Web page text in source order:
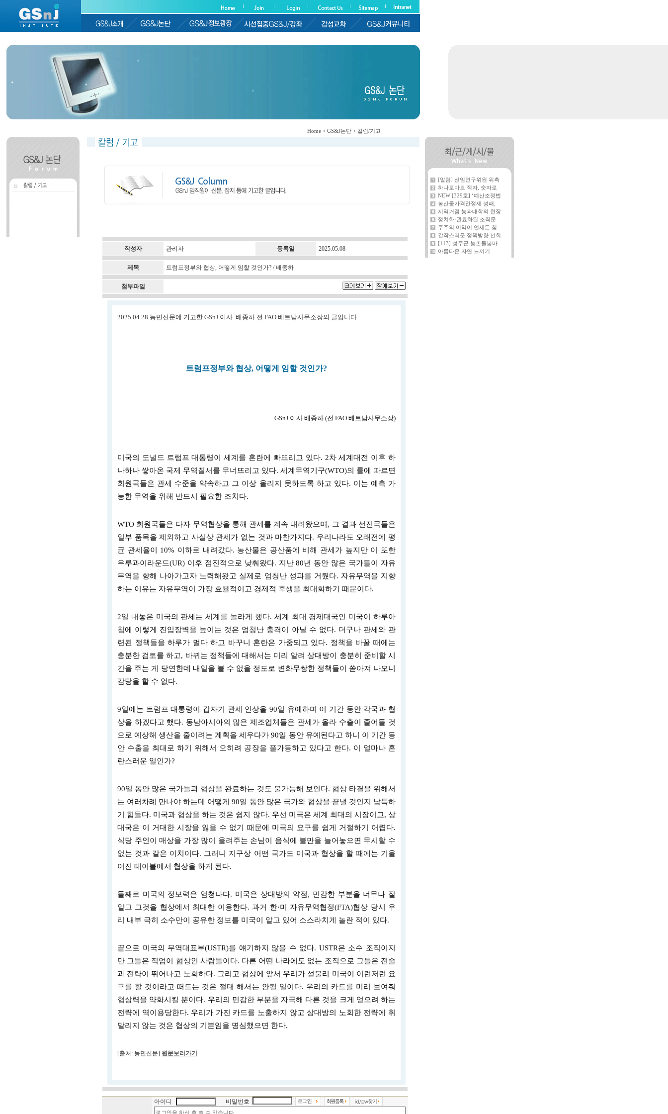
[알림] 선임연구위원 위촉
하나로마트 적자, 숫자로
NEW [329호] ‘예산조정법
농산물가격안정제 성패,
지역거점 농과대학의 현장
정치화·관료화된 조직문
주주의 이익이 언제든 침
갑작스러운 정책방향 선회
[113] 성주군 농촌돌봄마
아름다운 자연 느끼기
Home > GS&J논단 > 칼럼/기고
작성자 관리자 등록일 2025.05.08
제목 트럼프정부와 협상, 어떻게 임할 것인가? / 배종하
첨부파일
2025.04.28 농민신문에 기고한 GSnJ 이사 배종하 전 FAO 베트남사무소장의 글입니다.
트럼프정부와 협상, 어떻게 임할 것인가?
GSnJ 이사 배종하 (전 FAO 베트남사무소장)
미국의 도널드 트럼프 대통령이 세계를 혼란에 빠뜨리고 있다. 2차 세계대전 이후 하
나하나 쌓아온 국제 무역질서를 무너뜨리고 있다. 세계무역기구(WTO)의 룰에 따르면
회원국들은 관세 수준을 약속하고 그 이상 올리지 못하도록 하고 있다. 이는 예측 가
능한 무역을 위해 반드시 필요한 조치다.
WTO 회원국들은 다자 무역협상을 통해 관세를 계속 내려왔으며, 그 결과 선진국들은
일부 품목을 제외하고 사실상 관세가 없는 것과 마찬가지다. 우리나라도 오래전에 평
균 관세율이 10% 이하로 내려갔다. 농산물은 공산품에 비해 관세가 높지만 이 또한
우루과이라운드(UR) 이후 점진적으로 낮춰왔다. 지난 80년 동안 많은 국가들이 자유
무역을 향해 나아가고자 노력해왔고 실제로 엄청난 성과를 거뒀다. 자유무역을 지향
하는 이유는 자유무역이 가장 효율적이고 경제적 후생을 최대화하기 때문이다.
2일 내놓은 미국의 관세는 세계를 놀라게 했다. 세계 최대 경제대국인 미국이 하루아
침에 이렇게 진입장벽을 높이는 것은 엄청난 충격이 아닐 수 없다. 더구나 관세와 관
련된 정책들을 하루가 멀다 하고 바꾸니 혼란은 가중되고 있다. 정책을 바꿀 때에는
충분한 검토를 하고, 바뀌는 정책들에 대해서는 미리 알려 상대방이 충분히 준비할 시
간을 주는 게 당연한데 내일을 볼 수 없을 정도로 변화무쌍한 정책들이 쏟아져 나오니
감당을 할 수 없다.
9일에는 트럼프 대통령이 갑자기 관세 인상을 90일 유예하며 이 기간 동안 각국과 협
상을 하겠다고 했다. 동남아시아의 많은 제조업체들은 관세가 올라 수출이 줄어들 것
으로 예상해 생산을 줄이려는 계획을 세우다가 90일 동안 유예된다고 하니 이 기간 동
안 수출을 최대로 하기 위해서 오히려 공장을 풀가동하고 있다고 한다. 이 얼마나 혼
란스러운 일인가?
90일 동안 많은 국가들과 협상을 완료하는 것도 불가능해 보인다. 협상 타결을 위해서
는 여러차례 만나야 하는데 어떻게 90일 동안 많은 국가와 협상을 끝낼 것인지 납득하
기 힘들다. 미국과 협상을 하는 것은 쉽지 않다. 우선 미국은 세계 최대의 시장이고, 상
대국은 이 거대한 시장을 잃을 수 없기 때문에 미국의 요구를 쉽게 거절하기 어렵다.
식당 주인이 매상을 가장 많이 올려주는 손님이 음식에 불만을 늘어놓으면 무시할 수
없는 것과 같은 이치이다. 그러니 지구상 어떤 국가도 미국과 협상을 할 때에는 기울
어진 테이블에서 협상을 하게 된다.
둘째로 미국의 정보력은 엄청나다. 미국은 상대방의 약점, 민감한 부분을 너무나 잘
알고 그것을 협상에서 최대한 이용한다. 과거 한·미 자유무역협정(FTA)협상 당시 우
리 내부 극히 소수만이 공유한 정보를 미국이 알고 있어 소스라치게 놀란 적이 있다.
끝으로 미국의 무역대표부(USTR)를 얘기하지 않을 수 없다. USTR은 소수 조직이지
만 그들은 직업이 협상인 사람들이다. 다른 어떤 나라에도 없는 조직으로 그들은 전술
과 전략이 뛰어나고 노회하다. 그리고 협상에 앞서 우리가 섣불리 미국이 이런저런 요
구를 할 것이라고 떠드는 것은 절대 해서는 안될 일이다. 우리의 카드를 미리 보여줘
협상력을 약화시킬 뿐이다. 우리의 민감한 부분을 자극해 다른 것을 크게 얻으려 하는
전략에 역이용당한다. 우리가 가진 카드를 노출하지 않고 상대방의 노회한 전략에 휘
말리지 않는 것은 협상의 기본임을 명심했으면 한다.
[출처: 농민신문] 원문보러가기
아이디 비밀번호